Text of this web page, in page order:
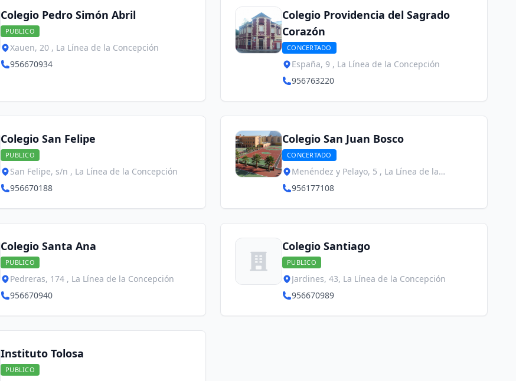
Colegio Pedro Simón Abril
PUBLICO
Xauen, 20 , La Línea de la Concepción
956670934
Colegio Providencia del Sagrado
Corazón
CONCERTADO
España, 9 , La Línea de la Concepción
956763220
Colegio San Felipe
PUBLICO
San Felipe, s/n , La Línea de la Concepción
956670188
Colegio San Juan Bosco
CONCERTADO
Menéndez y Pelayo, 5 , La Línea de la
Concepción
956177108
Colegio Santa Ana
PUBLICO
Pedreras, 174 , La Línea de la Concepción
956670940
Colegio Santiago
PUBLICO
Jardines, 43, La Línea de la Concepción
956670989
Instituto Tolosa
PUBLICO